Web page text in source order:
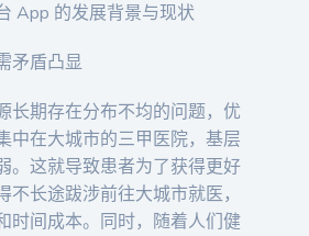
App 的发展背景与现状
矛盾凸显
长期存在分布不均的问题，优
中在大城市的三甲医院，基层
。这就导致患者为了获得更好
不长途跋涉前往大城市就医，
时间成本。同时，随着人们健